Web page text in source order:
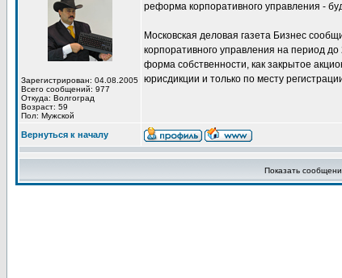
Зарегистрирован: 04.08.2005
Всего сообщений: 977
Откуда: Волгоград
Возраст: 59
Пол: Мужской
реформа корпоративного управления -
Московская деловая газета Бизнес
корпоративного управления на период
форма собственности, как закрытое
юрисдикции и только по месту
Вернуться к началу
Показать